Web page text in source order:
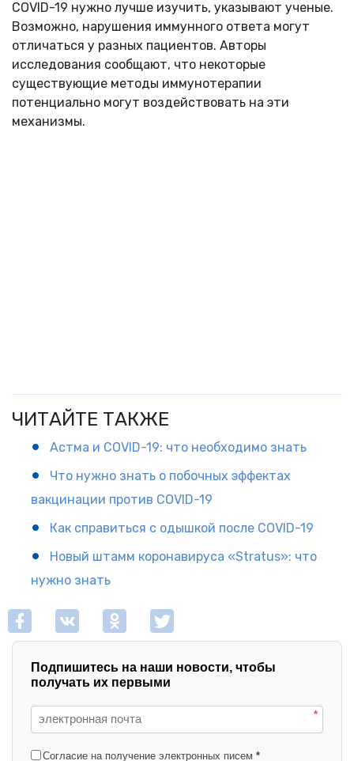
COVID-19 нужно лучше изучить, указывают ученые.
Возможно, нарушения иммунного ответа могут
отличаться у разных пациентов. Авторы
исследования сообщают, что некоторые
существующие методы иммунотерапии
потенциально могут воздействовать на эти
механизмы.
ЧИТАЙТЕ ТАКЖЕ
Астма и COVID-19: что необходимо знать
Что нужно знать о побочных эффектах
вакцинации против COVID-19
Как справиться с одышкой после COVID-19
Новый штамм коронавируса «Stratus»: что
нужно знать
Подпишитесь на наши новости, чтобы
получать их первыми
*
Согласие на получение электронных писем *